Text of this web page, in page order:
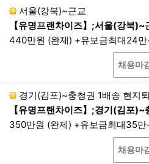
우
④정보주체
시를 할 수 없
으로 사전동
보주체 또는
산의 이익을 위
⑤범죄의 수
재판업무 및 형
제3자 제공기관이 발
서울(강북)~근교
【유명프랜차이즈】;서울(강북
440만원 (완제) +유보금최대24
상담
채용마
경기(김포)~충청권 1배송 현지
【유명프랜차이즈】;경기(김포)~충청권 1배
350만원 (완제) +유보금최대35만
상담
채용마